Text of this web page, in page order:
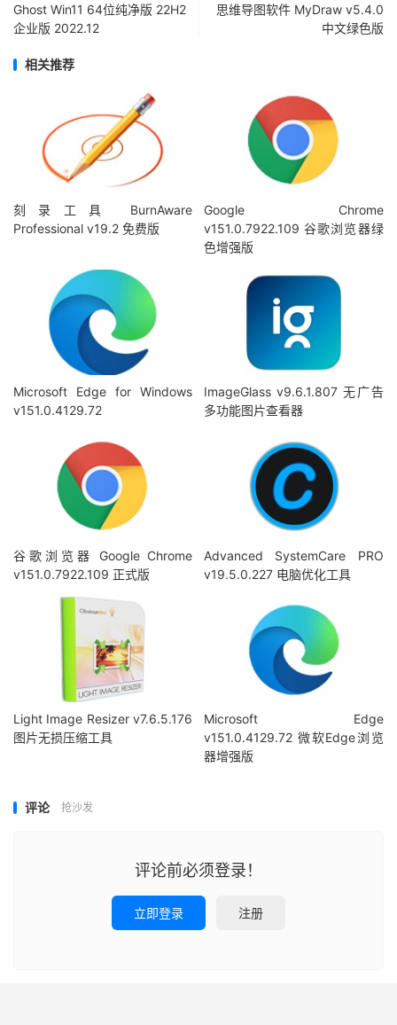
Ghost Win11 64位纯净版 22H2
企业版 2022.12
思维导图软件 MyDraw v5.4.0
中文绿色版
相关推荐
刻录工具 BurnAware
Professional v19.2 免费版
Google Chrome
v151.0.7922.109 谷歌浏览器绿
色增强版
Microsoft Edge for Windows
v151.0.4129.72
ImageGlass v9.6.1.807 无广告
多功能图片查看器
谷歌浏览器 Google Chrome
v151.0.7922.109 正式版
Advanced SystemCare PRO
v19.5.0.227 电脑优化工具
Light Image Resizer v7.6.5.176
图片无损压缩工具
Microsoft Edge
v151.0.4129.72 微软Edge浏览
器增强版
评论 抢沙发
评论前必须登录！
立即登录 注册